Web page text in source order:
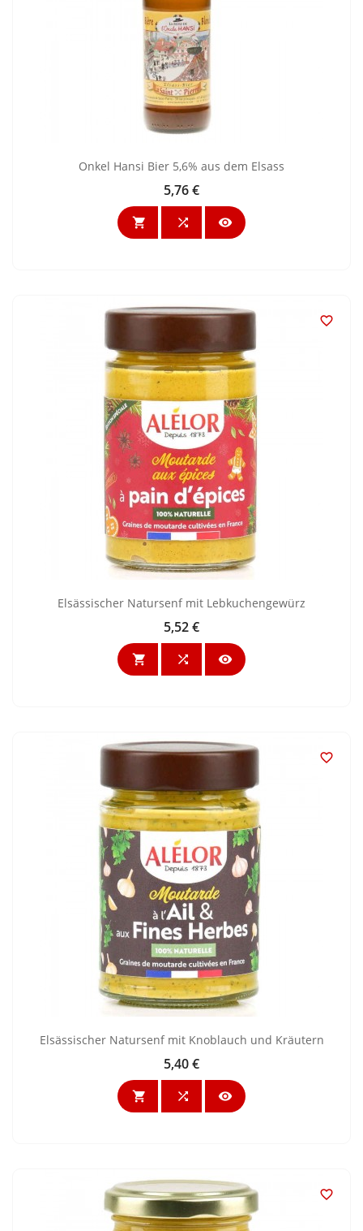
Onkel Hansi Bier 5,6% aus dem Elsass
Preis
5,76 €
  

Elsässischer Natursenf mit Lebkuchengewürz
Preis
5,52 €
  

Elsässischer Natursenf mit Knoblauch und Kräutern
Preis
5,40 €
  
